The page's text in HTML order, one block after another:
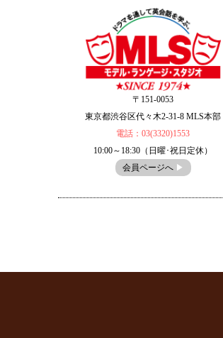
〒151-0053
東京都渋谷区代々木2-31-8 MLS本部
電話：03(3320)1553
10:00～18:30（日曜･祝日定休）
会員ページへ ▶︎